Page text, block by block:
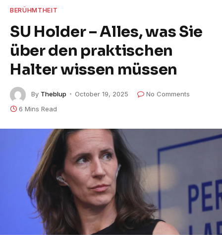
BERÜHMTHEIT
SU Holder – Alles, was Sie
über den praktischen
Halter wissen müssen
By Theblup October 19, 2025
No Comments
6 Mins Read